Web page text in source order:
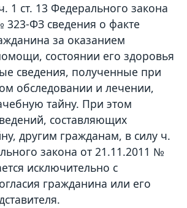
1 ст. 13 Федерального закона
323-ФЗ сведения о факте
за оказанием
состоянии его здоровья
сведения, полученные при
обследовании и лечении,
тайну. При этом
составляющих
другим гражданам, в силу ч.
закона от 21.11.2011 №
исключительно с
гражданина или его